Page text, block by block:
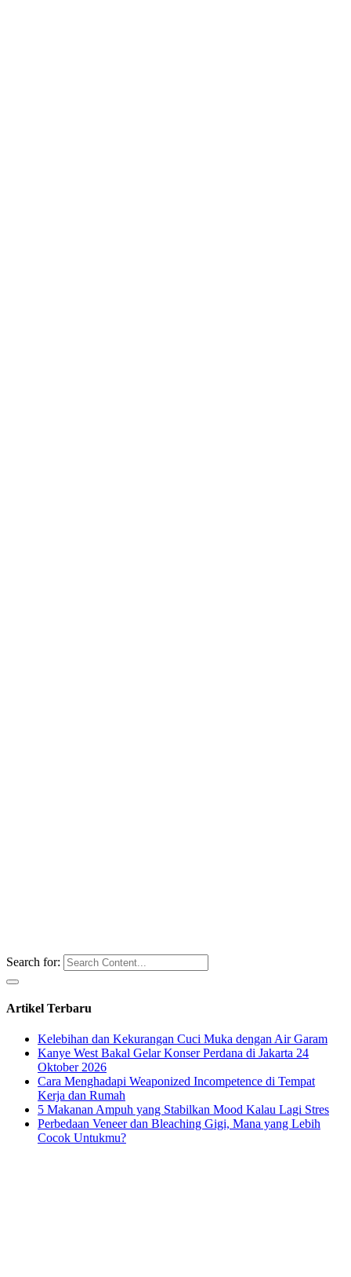
Search for:
Artikel Terbaru
Kelebihan dan Kekurangan Cuci Muka dengan Air Garam
Kanye West Bakal Gelar Konser Perdana di Jakarta 24
Oktober 2026
Cara Menghadapi Weaponized Incompetence di Tempat
Kerja dan Rumah
5 Makanan Ampuh yang Stabilkan Mood Kalau Lagi Stres
Perbedaan Veneer dan Bleaching Gigi, Mana yang Lebih
Cocok Untukmu?